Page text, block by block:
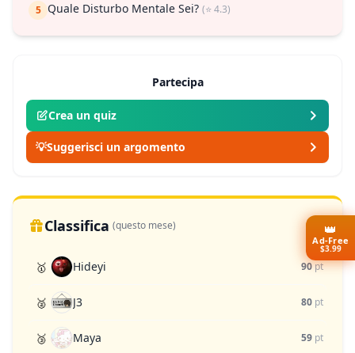
5 Quale Disturbo Mentale Sei? (⭐ 4.3)
Partecipa
Crea un quiz
💡Suggerisci un argomento
Classifica (questo mese)
🥇 Hideyi 90pt
🥈 J3 80 pt
🥉 Maya 59 pt
👑
Ad-Free
$3.99